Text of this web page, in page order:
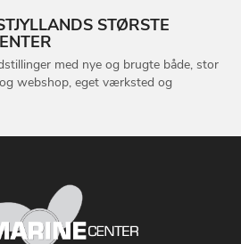
STØRSTE
med nye og brugte både, stor
webshop, eget værksted og